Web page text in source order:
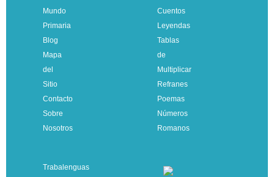
Mundo
Primaria
Blog
Mapa
del
Sitio
Contacto
Sobre
Nosotros
Cuentos
Leyendas
Tablas
de
Multiplicar
Refranes
Poemas
Números
Romanos
Trabalenguas